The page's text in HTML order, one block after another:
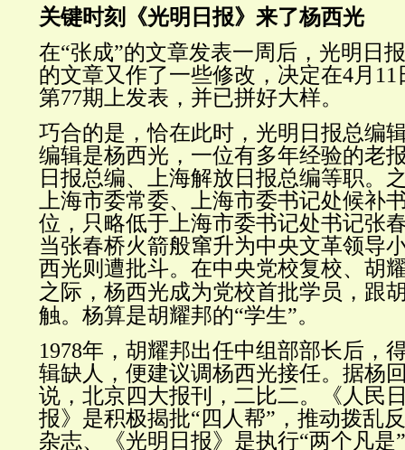
关键时刻《光明日报》来了杨西光
在“张成”的文章发表一周后，光明日
的文章又作了一些修改，决定在4月11
第77期上发表，并已拼好大样。
巧合的是，恰在此时，光明日报总编
编辑是杨西光，一位有多年经验的老
日报总编、上海解放日报总编等职。
上海市委常委、上海市委书记处候补
位，只略低于上海市委书记处书记张
当张春桥火箭般窜升为中央文革领导
西光则遭批斗。在中央党校复校、胡
之际，杨西光成为党校首批学员，跟
触。杨算是胡耀邦的“学生”。
1978年，胡耀邦出任中组部部长后，
辑缺人，便建议调杨西光接任。据杨
说，北京四大报刊，二比二。《人民
报》是积极揭批“四人帮”，推动拨乱
杂志、《光明日报》是执行“两个凡是